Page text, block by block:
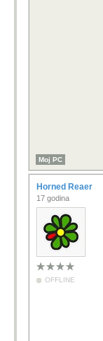
Moj PC
Horned Reaer
17 godina
OFFLINE